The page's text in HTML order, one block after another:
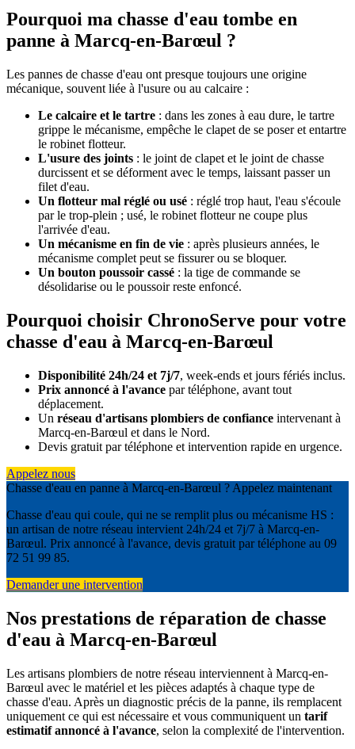
Pourquoi ma chasse d'eau tombe en
panne à Marcq-en-Barœul ?
Les pannes de chasse d'eau ont presque toujours une origine
mécanique, souvent liée à l'usure ou au calcaire :
Le calcaire et le tartre : dans les zones à eau dure, le tartre
grippe le mécanisme, empêche le clapet de se poser et entartre
le robinet flotteur.
L'usure des joints : le joint de clapet et le joint de chasse
durcissent et se déforment avec le temps, laissant passer un
filet d'eau.
Un flotteur mal réglé ou usé : réglé trop haut, l'eau s'écoule
par le trop-plein ; usé, le robinet flotteur ne coupe plus
l'arrivée d'eau.
Un mécanisme en fin de vie : après plusieurs années, le
mécanisme complet peut se fissurer ou se bloquer.
Un bouton poussoir cassé : la tige de commande se
désolidarise ou le poussoir reste enfoncé.
Pourquoi choisir ChronoServe pour votre
chasse d'eau à Marcq-en-Barœul
Disponibilité 24h/24 et 7j/7, week-ends et jours fériés inclus.
Prix annoncé à l'avance par téléphone, avant tout
déplacement.
Un réseau d'artisans plombiers de confiance intervenant à
Marcq-en-Barœul et dans le Nord.
Devis gratuit par téléphone et intervention rapide en urgence.
Appelez nous
Chasse d'eau en panne à Marcq-en-Barœul ? Appelez maintenant
Chasse d'eau qui coule, qui ne se remplit plus ou mécanisme HS :
un artisan de notre réseau intervient 24h/24 et 7j/7 à Marcq-en-
Barœul. Prix annoncé à l'avance, devis gratuit par téléphone au 09
72 51 99 85.
Demander une intervention
Nos prestations de réparation de chasse
d'eau à Marcq-en-Barœul
Les artisans plombiers de notre réseau interviennent à Marcq-en-
Barœul avec le matériel et les pièces adaptés à chaque type de
chasse d'eau. Après un diagnostic précis de la panne, ils remplacent
uniquement ce qui est nécessaire et vous communiquent un tarif
estimatif annoncé à l'avance, selon la complexité de l'intervention.